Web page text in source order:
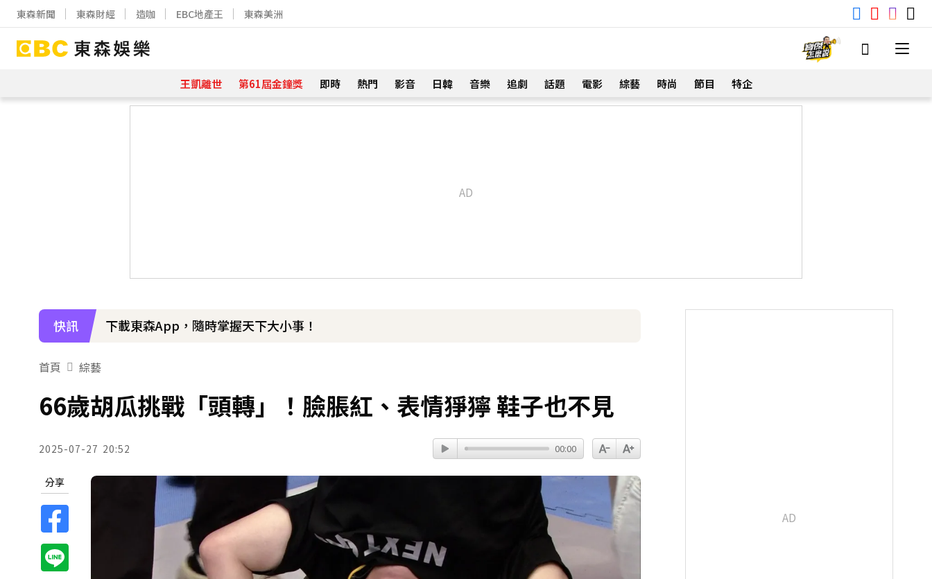
東森新聞 東森財經 造咖 EBC地產王 東森美洲
王凱離世 第61屆金鐘獎 即時 熱門 影音 日韓 音樂 追劇 話題 電影 綜藝 時尚 節目 特企
快訊 下載東森App，隨時掌握天下大小事！
首頁 綜藝
66歲胡瓜挑戰「頭轉」！臉脹紅、表情猙獰 鞋子也不見
2025-07-27 20:52 00:00
分享